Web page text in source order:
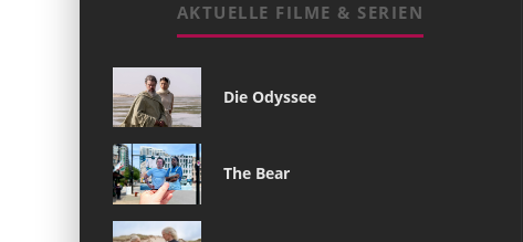
AKTUELLE FILME & SERIEN
Die Odyssee
The Bear